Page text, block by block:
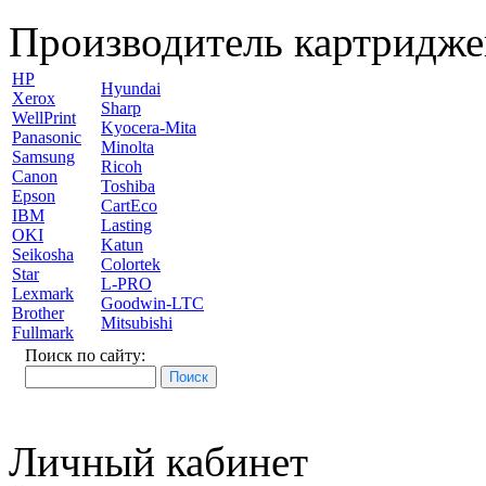
Производитель
HP
Xerox
WellPrint
Panasonic
Samsung
Canon
Epson
IBM
OKI
Seikosha
Star
Lexmark
Brother
Fullmark
Hyundai
Sharp
Kyocera-Mita
Minolta
Ricoh
Toshiba
CartEco
Lasting
Katun
Colortek
L-PRO
Goodwin-LTC
Mitsubishi
Поиск по сайту:
Личный кабинет